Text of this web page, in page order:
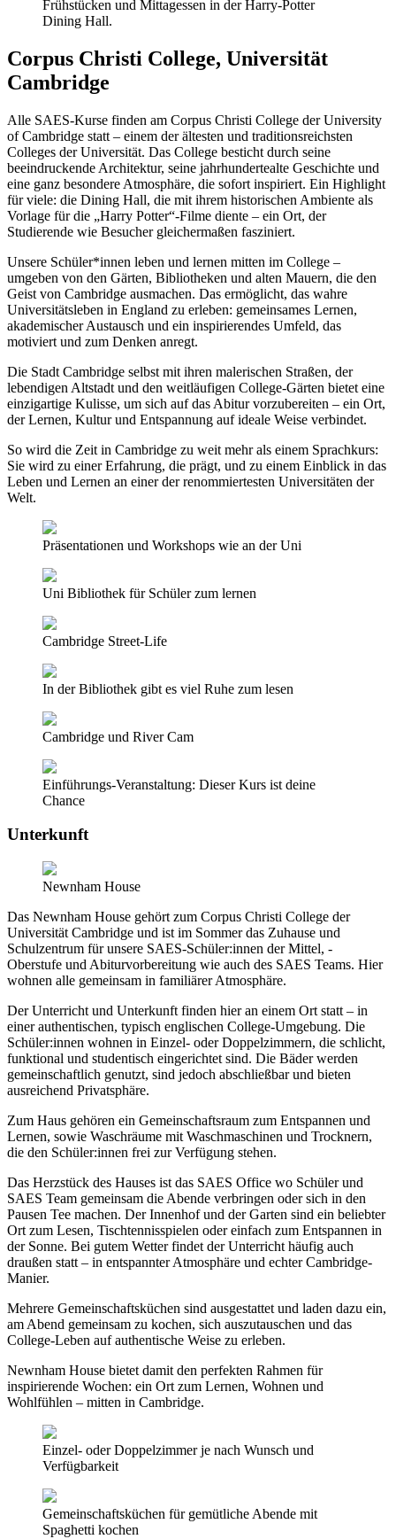
Frühstücken und Mittagessen in der Harry-Potter
Dining Hall.
Corpus Christi College, Universität
Cambridge
Alle SAES-Kurse finden am Corpus Christi College der University
of Cambridge statt – einem der ältesten und traditionsreichsten
Colleges der Universität. Das College besticht durch seine
beeindruckende Architektur, seine jahrhundertealte Geschichte und
eine ganz besondere Atmosphäre, die sofort inspiriert. Ein Highlight
für viele: die Dining Hall, die mit ihrem historischen Ambiente als
Vorlage für die „Harry Potter“-Filme diente – ein Ort, der
Studierende wie Besucher gleichermaßen fasziniert.
Unsere Schüler*innen leben und lernen mitten im College –
umgeben von den Gärten, Bibliotheken und alten Mauern, die den
Geist von Cambridge ausmachen. Das ermöglicht, das wahre
Universitätsleben in England zu erleben: gemeinsames Lernen,
akademischer Austausch und ein inspirierendes Umfeld, das
motiviert und zum Denken anregt.
Die Stadt Cambridge selbst mit ihren malerischen Straßen, der
lebendigen Altstadt und den weitläufigen College-Gärten bietet eine
einzigartige Kulisse, um sich auf das Abitur vorzubereiten – ein Ort,
der Lernen, Kultur und Entspannung auf ideale Weise verbindet.
So wird die Zeit in Cambridge zu weit mehr als einem Sprachkurs:
Sie wird zu einer Erfahrung, die prägt, und zu einem Einblick in das
Leben und Lernen an einer der renommiertesten Universitäten der
Welt.
Präsentationen und Workshops wie an der Uni
Uni Bibliothek für Schüler zum lernen
Cambridge Street-Life
In der Bibliothek gibt es viel Ruhe zum lesen
Cambridge und River Cam
Einführungs-Veranstaltung: Dieser Kurs ist deine
Chance
Unterkunft
Newnham House
Das Newnham House gehört zum Corpus Christi College der
Universität Cambridge und ist im Sommer das Zuhause und
Schulzentrum für unsere SAES-Schüler:innen der Mittel, -
Oberstufe und Abiturvorbereitung wie auch des SAES Teams. Hier
wohnen alle gemeinsam in familiärer Atmosphäre.
Der Unterricht und Unterkunft finden hier an einem Ort statt – in
einer authentischen, typisch englischen College-Umgebung. Die
Schüler:innen wohnen in Einzel- oder Doppelzimmern, die schlicht,
funktional und studentisch eingerichtet sind. Die Bäder werden
gemeinschaftlich genutzt, sind jedoch abschließbar und bieten
ausreichend Privatsphäre.
Zum Haus gehören ein Gemeinschaftsraum zum Entspannen und
Lernen, sowie Waschräume mit Waschmaschinen und Trocknern,
die den Schüler:innen frei zur Verfügung stehen.
Das Herzstück des Hauses ist das SAES Office wo Schüler und
SAES Team gemeinsam die Abende verbringen oder sich in den
Pausen Tee machen. Der Innenhof und der Garten sind ein beliebter
Ort zum Lesen, Tischtennisspielen oder einfach zum Entspannen in
der Sonne. Bei gutem Wetter findet der Unterricht häufig auch
draußen statt – in entspannter Atmosphäre und echter Cambridge-
Manier.
Mehrere Gemeinschaftsküchen sind ausgestattet und laden dazu ein,
am Abend gemeinsam zu kochen, sich auszutauschen und das
College-Leben auf authentische Weise zu erleben.
Newnham House bietet damit den perfekten Rahmen für
inspirierende Wochen: ein Ort zum Lernen, Wohnen und
Wohlfühlen – mitten in Cambridge.
Einzel- oder Doppelzimmer je nach Wunsch und
Verfügbarkeit
Gemeinschaftsküchen für gemütliche Abende mit
Spaghetti kochen